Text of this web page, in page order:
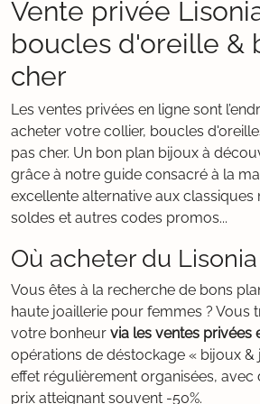
Vente privée
boucles d'oreille &
cher
Les ventes privées en ligne sont
acheter votre collier, boucles
pas cher. Un bon plan bijoux à
grâce à notre guide consacré à la
excellente alternative aux classiques
soldes et autres codes promos...
Où acheter du
Vous êtes à la recherche de bons
haute joaillerie pour femmes ? Vous
votre bonheur via les ventes privées
opérations de déstockage « bijoux &
effet régulièrement organisées, avec
prix atteignant souvent -50%.